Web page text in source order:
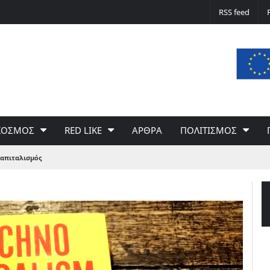
Δε φταίει ο άνεμος… Φταίει η πολιτική
του Γιώργου Σαχίνη
RSS feed
RED LIKE ΑΡΘΡΑ ΠΟΛΙΤΙΣΜΟΣ